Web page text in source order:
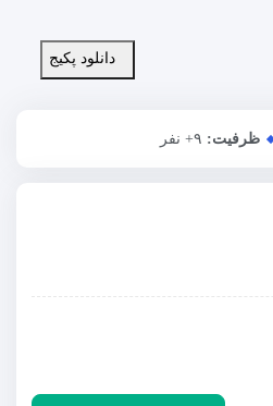
دانلود پکیج
ظرفیت: +۹ نفر